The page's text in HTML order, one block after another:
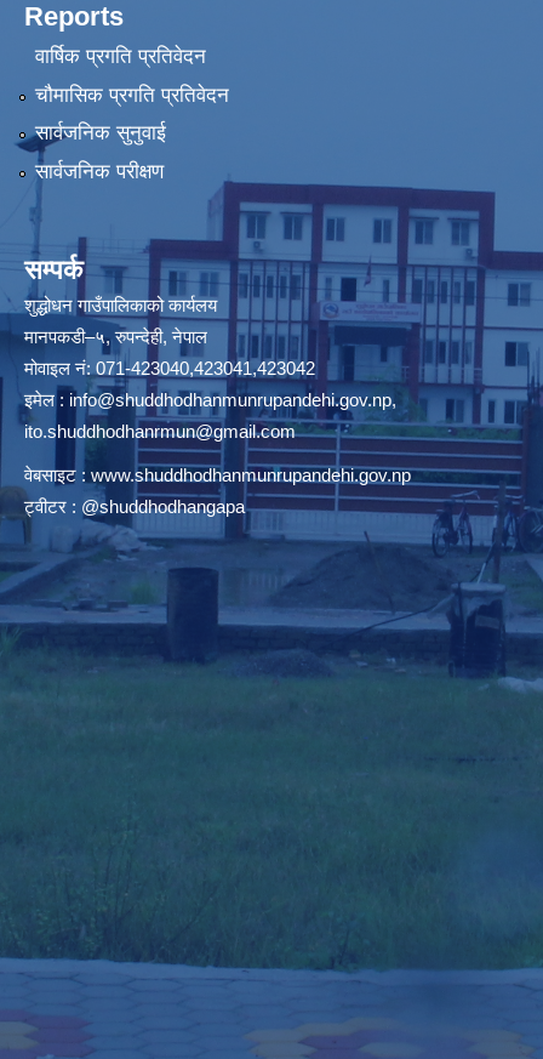
Reports
वार्षिक प्रगति प्रतिवेदन
चौमासिक प्रगति प्रतिवेदन
सार्वजनिक सुनुवाई
सार्वजनिक परीक्षण
सम्पर्क
शुद्धोधन गाउँपालिकाको कार्यलय
मानपकडी–५, रुपन्देही, नेपाल
मोवाइल नं: 071-423040,423041,423042
इमेल : info@shuddhodhanmunrupandehi.gov.np,
ito.shuddhodhanrmun@gmail.com
वेबसाइट : www.shuddhodhanmunrupandehi.gov.np
ट्वीटर : @shuddhodhangapa